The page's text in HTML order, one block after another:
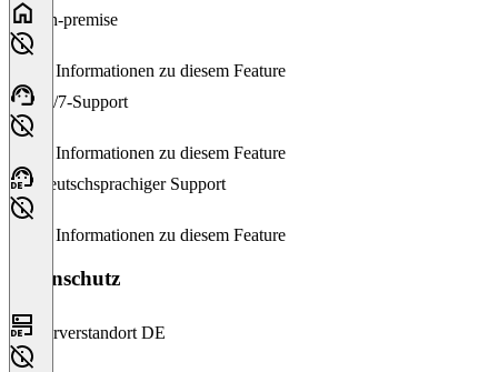
On-premise
Keine Informationen zu diesem Feature
24/7-Support
Keine Informationen zu diesem Feature
Deutschsprachiger Support
Keine Informationen zu diesem Feature
Datenschutz
Serverstandort DE